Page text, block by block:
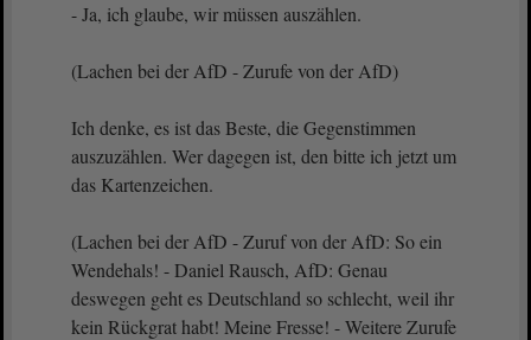
- Ja, ich glaube, wir müssen auszählen.
(Lachen bei der AfD - Zurufe von der AfD)
Ich denke, es ist das Beste, die Gegenstimmen
auszuzählen. Wer dagegen ist, den bitte ich jetzt um
das Kartenzeichen.
(Lachen bei der AfD - Zuruf von der AfD: So ein
Wendehals! - Daniel Rausch, AfD: Genau
deswegen geht es Deutschland so schlecht, weil ihr
kein Rückgrat habt! Meine Fresse! - Weitere Zurufe